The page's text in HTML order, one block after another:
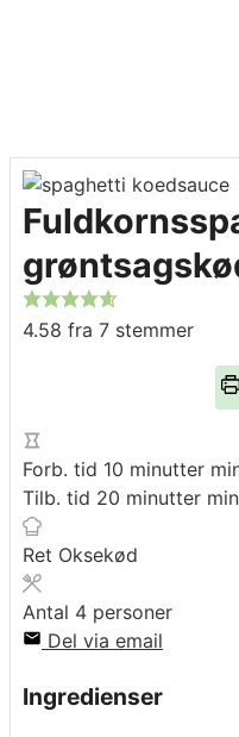
4.58 fra 7 stemmer
Forb. tid 10 minutter
Tilb. tid 20 minutter min
Ret Oksekød
Antal 4 personer
Del via email
Ingredienser